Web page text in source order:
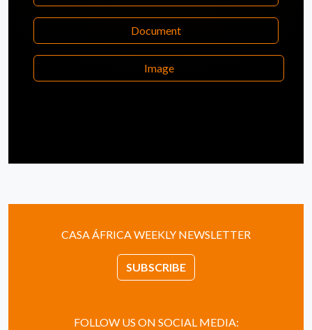
Document
Image
CASA ÁFRICA WEEKLY NEWSLETTER
SUBSCRIBE
FOLLOW US ON SOCIAL MEDIA: